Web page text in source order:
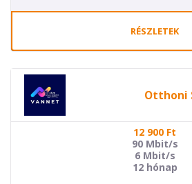
RÉSZLETEK
Otthoni
12 900 Ft
90 Mbit/s
6 Mbit/s
12 hónap